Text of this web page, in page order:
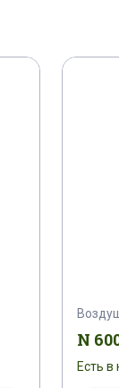
N
Есть в